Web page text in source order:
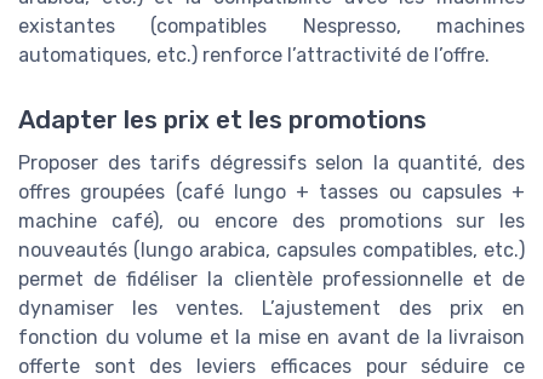
existantes (compatibles Nespresso, machines
automatiques, etc.) renforce l’attractivité de l’offre.
Adapter les prix et les promotions
Proposer des tarifs dégressifs selon la quantité, des
offres groupées (café lungo + tasses ou capsules +
machine café), ou encore des promotions sur les
nouveautés (lungo arabica, capsules compatibles, etc.)
permet de fidéliser la clientèle professionnelle et de
dynamiser les ventes. L’ajustement des prix en
fonction du volume et la mise en avant de la livraison
offerte sont des leviers efficaces pour séduire ce